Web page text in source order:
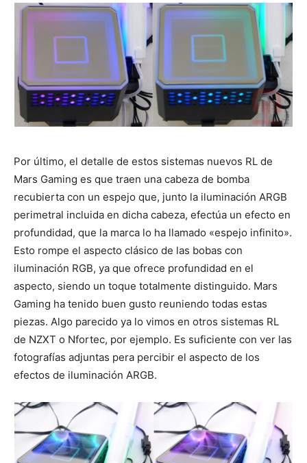
Por último, el detalle de estos sistemas nuevos RL de
Mars Gaming es que traen una cabeza de bomba
recubierta con un espejo que, junto la iluminación ARGB
perimetral incluida en dicha cabeza, efectúa un efecto en
profundidad, que la marca lo ha llamado «espejo infinito».
Esto rompe el aspecto clásico de las bobas con
iluminación RGB, ya que ofrece profundidad en el
aspecto, siendo un toque totalmente distinguido. Mars
Gaming ha tenido buen gusto reuniendo todas estas
piezas. Algo parecido ya lo vimos en otros sistemas RL
de NZXT o Nfortec, por ejemplo. Es suficiente con ver las
fotografías adjuntas pera percibir el aspecto de los
efectos de iluminación ARGB.